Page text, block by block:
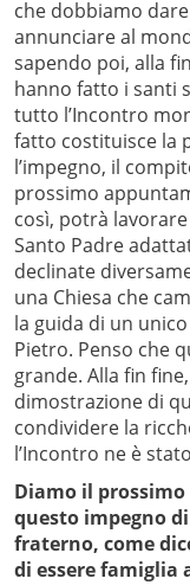
che dobbiamo
annunciare al
sapendo poi, alla
hanno fatto i santi
tutto l’Incontro
fatto costituisce la
l’impegno, il
prossimo
così, potrà
Santo Padre
declinate
una Chiesa che
la guida di un
Pietro. Penso che
grande. Alla fin
dimostrazione di
condividere la
l’Incontro ne è
Diamo il
questo impegno
fraterno, come
di essere famiglia